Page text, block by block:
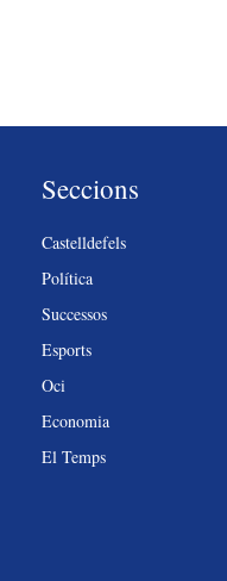
Seccions
Castelldefels
Política
Successos
Esports
Oci
Economia
El Temps